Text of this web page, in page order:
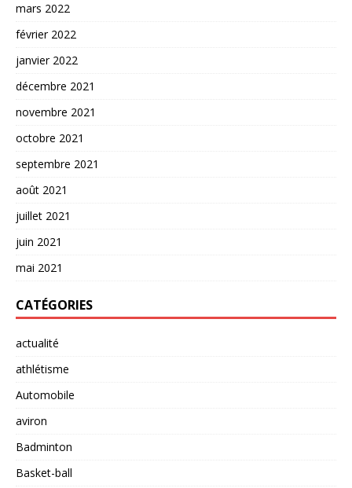
mars 2022
février 2022
janvier 2022
décembre 2021
novembre 2021
octobre 2021
septembre 2021
août 2021
juillet 2021
juin 2021
mai 2021
CATÉGORIES
actualité
athlétisme
Automobile
aviron
Badminton
Basket-ball